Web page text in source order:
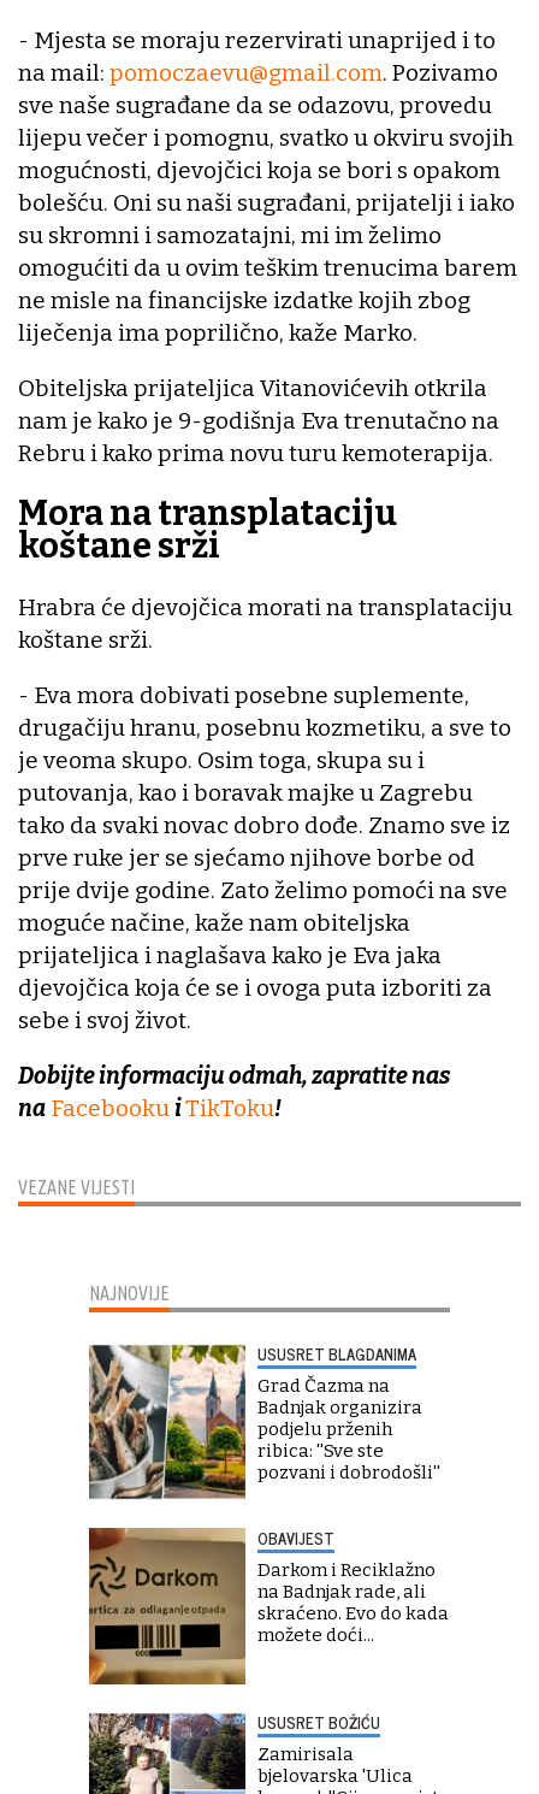
VEZANE VIJESTI
- Mjesta se moraju rezervirati unaprijed i to
na mail: pomoczaevu@gmail.com. Pozivamo
sve naše sugrađane da se odazovu, provedu
lijepu večer i pomognu, svatko u okviru svojih
mogućnosti, djevojčici koja se bori s opakom
bolešću. Oni su naši sugrađani, prijatelji i iako
su skromni i samozatajni, mi im želimo
omogućiti da u ovim teškim trenucima barem
ne misle na financijske izdatke kojih zbog
liječenja ima poprilično, kaže Marko.
Obiteljska prijateljica Vitanovićevih otkrila
nam je kako je 9-godišnja Eva trenutačno na
Rebru i kako prima novu turu kemoterapija.
Mora na transplataciju
koštane srži
Hrabra će djevojčica morati na transplataciju
koštane srži.
- Eva mora dobivati posebne suplemente,
drugačiju hranu, posebnu kozmetiku, a sve to
je veoma skupo. Osim toga, skupa su i
putovanja, kao i boravak majke u Zagrebu
tako da svaki novac dobro dođe. Znamo sve iz
prve ruke jer se sjećamo njihove borbe od
prije dvije godine. Zato želimo pomoći na sve
moguće načine, kaže nam obiteljska
prijateljica i naglašava kako je Eva jaka
djevojčica koja će se i ovoga puta izboriti za
sebe i svoj život.
Dobijte informaciju odmah, zapratite nas
na FacebookuiTikToku!
NAJNOVIJE
USUSRET BLAGDANIMA
Grad Čazma na
Badnjak organizira
podjelu prženih
ribica: ''Sve ste
pozvani i dobrodošli''
OBAVIJEST
Darkom i Reciklažno
na Badnjak rade, ali
skraćeno. Evo do kada
možete doći...
USUSRET BOŽIĆU
Zamirisala
bjelovarska 'Ulica